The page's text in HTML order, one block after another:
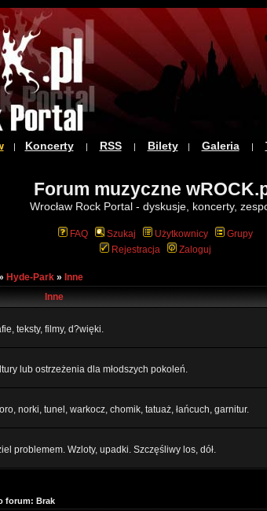
| Koncerty| RSS| Bilety| Galeria|
Forum muzyczne
Wrocław Rock Portal - dyskusje, koncerty,
FAQ Szukaj Użytkownicy
Grupy
Rejestracja
Zaloguj
Hyde-Park » Inne
Inne
teksty, filmy, d?więki.
lub ostrzeżenia dla młodszych pokoleń.
norki, tunel, warkocz, chomik, tatuaż, łańcuch, garnitur.
problemem. Wzloty, upadki. Szczęśliwy los, dół.
forum: Brak